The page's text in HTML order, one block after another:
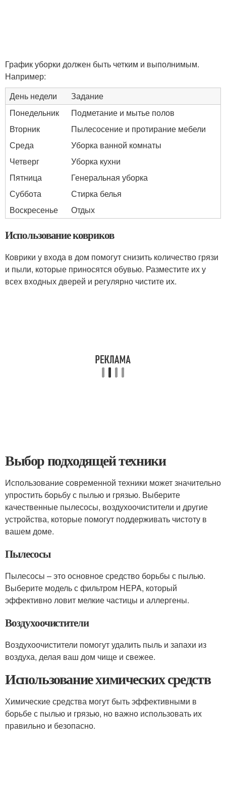
График уборки должен быть четким и выполнимым.
Например:
День недели
Задание
Понедельник
Подметание и мытье полов
Вторник
Пылесосение и протирание мебели
Среда
Уборка ванной комнаты
Четверг
Уборка кухни
Пятница
Генеральная уборка
Суббота
Стирка белья
Воскресенье
Отдых
Использование ковриков
Коврики у входа в дом помогут снизить количество грязи
и пыли, которые приносятся обувью. Разместите их у
всех входных дверей и регулярно чистите их.
Выбор подходящей техники
Использование современной техники может значительно
упростить борьбу с пылью и грязью. Выберите
качественные пылесосы, воздухоочистители и другие
устройства, которые помогут поддерживать чистоту в
вашем доме.
Пылесосы
Пылесосы – это основное средство борьбы с пылью.
Выберите модель с фильтром HEPA, который
эффективно ловит мелкие частицы и аллергены.
Воздухоочистители
Воздухоочистители помогут удалить пыль и запахи из
воздуха, делая ваш дом чище и свежее.
Использование химических средств
Химические средства могут быть эффективными в
борьбе с пылью и грязью, но важно использовать их
правильно и безопасно.